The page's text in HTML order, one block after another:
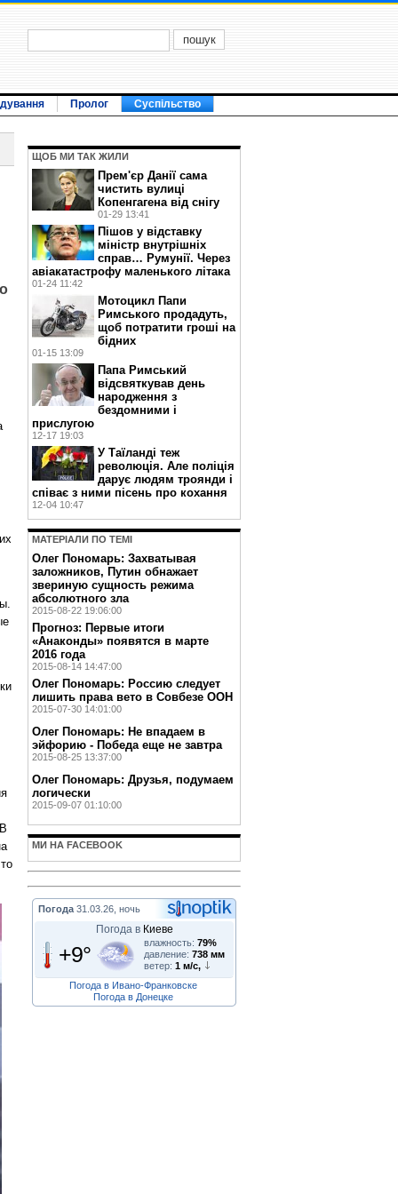
Пролог Суспільство
ЩОБ МИ ТАК ЖИЛИ
Прем'єр Данії сама
чистить вулиці
Копенгагена від снігу
01-29 13:41
Пішов у відставку
міністр внутрішніх
справ… Румунії. Через
авіакатастрофу маленького літака
01-24 11:42
Мотоцикл Папи
Римського продадуть,
щоб потратити гроші на
бідних
01-15 13:09
Папа Римський
відсвяткував день
народження з
бездомними і
прислугою
12-17 19:03
У Таїланді теж
революція. Але поліція
дарує людям троянди і
співає з ними пісень про кохання
12-04 10:47
МАТЕРIАЛИ ПО ТЕМI
Олег Пономарь: Захватывая
заложников, Путин обнажает
звериную сущность режима
абсолютного зла
2015-08-22 19:06:00
Прогноз: Первые итоги
«Анаконды» появятся в марте
2016 года
2015-08-14 14:47:00
Олег Пономарь: Россию следует
лишить права вето в Совбезе ООН
2015-07-30 14:01:00
Олег Пономарь: Не впадаем в
эйфорию - Победа еще не завтра
2015-08-25 13:37:00
Олег Пономарь: Друзья, подумаем
логически
2015-09-07 01:10:00
МИ НА FACEBOOK
Погода 31.03.26, ночь
Погода в Киеве
+9° влажность: 79%
давление: 738 мм
ветер: 1 м/с,
Погода в Ивано-Франковске
Погода в Донецке